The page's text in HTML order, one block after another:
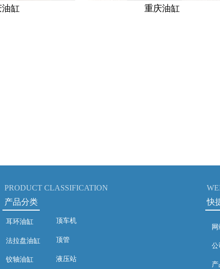
重庆油缸
快
顶车机
顶管
液压站
产品分类
PRODUCT CLASSIFICATION
耳环油缸
法拉盘油缸
铰轴油缸
公
产